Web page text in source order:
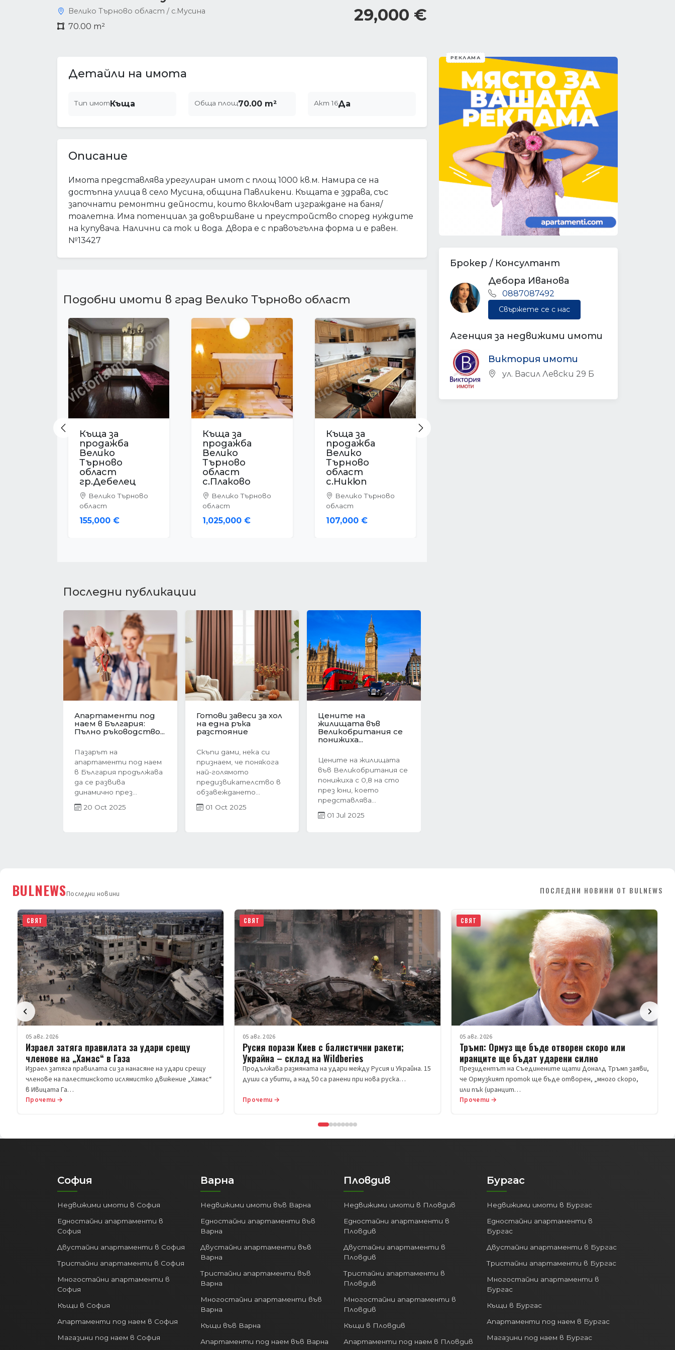
29,000 €
Велико Търново област / с.Мусина
70.00 m²
Детайли на имота
Тип имотКъща Обща площ70.00 m² Акт 16Да
Описание
Имота представлява урегулиран имот с площ 1000 кв.м. Намира се на
достъпна улица в село Мусина, община Павликени. Къщата е здрава, със
започнати ремонтни дейности, които включват изграждане на баня/
тоалетна. Има потенциал за довършване и преустройство според нуждите
на купувача. Налични са ток и вода. Двора е с правоъгълна форма и е равен.
№13427
Подобни имоти в град Велико Търново област
Къща за
продажба
Велико
Търново
област
с.Обединение
Велико Търново
област
13,800 €
Къща за
продажба
Велико
Търново
област
с.Арбанаси
Велико Търново
област
42,000 €
Къща за
продажба
Велико
Търново
област
с.Габровци
Велико Търново
област
27,098 €
Previous Next
Последни публикации
Имотният пазар във
Варна в
навечерието на
Имотният пазар във
Варна преживява
период на интензивен
растеж в навечерието
Революционен скок в
цените на
жилищата в
През последния
тримесечие на 2024
година жилищният
пазар в България
Защо да изберете
ново
строителство?
Предимствата на...
Когато става въпрос
за покупка на жилище,
много хора
инстинктивно се
насочват към...
05 Mar 2025
Предишна
РЕКЛАМА
Брокер / Консултант
Дебора Иванова
0887087492
Свържете се с нас
Агенция за недвижими имоти
Виктория имоти
ул. Васил Левски 29 Б
BULNEWSПоследни новини ПОСЛЕДНИ НОВИНИ ОТ BULNEWS
СВЯТ
05 авг. 2026
Израел затяга правилата за удари срещу
членове на „Хамас“ в Газа
Израел затяга правилата си за нанасяне на удари срещу
членове на палестинското ислямистко движение „Хамас“
в Ивицата Га…
Прочети →
СВЯТ
05 авг. 2026
Русия порази Киев с балистични ракети;
Украйна – склад на Wildberies
Продължава размяната на удари между Русия и Украйна. 15
души са убити, а над 50 са ранени при нова руска…
Прочети →
СВЯТ
05 авг. 2026
Тръмп: Ормуз ще бъде отворен скоро или
иранците ще бъдат ударени силно
Президентът на Съединените щати Доналд Тръмп заяви,
че Ормузкият проток ще бъде отворен, „много скоро,
или пък (иранцит…
Прочети →
София
Недвижими имоти в София
Едностайни апартаменти в
София
Двустайни апартаменти в София
Тристайни апартаменти в София
Многостайни апартаменти в
София
Къщи в София
Апартаменти под наем в София
Магазини под наем в София
Варна
Недвижими имоти във Варна
Едностайни апартаменти във
Варна
Двустайни апартаменти във
Варна
Тристайни апартаменти във
Варна
Многостайни апартаменти във
Варна
Къщи във Варна
Апартаменти под наем във Варна
Пловдив
Недвижими имоти в Пловдив
Едностайни апартаменти в
Пловдив
Двустайни апартаменти в
Пловдив
Тристайни апартаменти в
Пловдив
Многостайни апартаменти в
Пловдив
Къщи в Пловдив
Апартаменти под наем в Пловдив
Бургас
Недвижими имоти в Бургас
Едностайни апартаменти в
Бургас
Двустайни апартаменти в Бургас
Тристайни апартаменти в Бургас
Многостайни апартаменти в
Бургас
Къщи в Бургас
Апартаменти под наем в Бургас
Магазини под наем в Бургас